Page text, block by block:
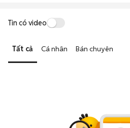
Tin có video
Tất cả Cá nhân Bán chuyên